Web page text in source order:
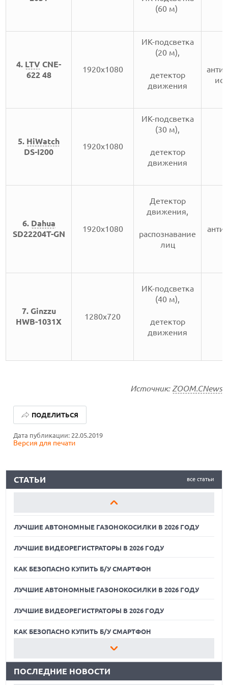
(60 м)
4. LTV CNE-
622 48
1920х1080
ИК-подсветка
(20 м),
детектор
движения
5. HiWatch
DS-I200
1920х1080
ИК-подсветка
(30 м),
детектор
движения
6. Dahua
SD22204T-GN
1920х1080
Детектор
движения,
распознавание
лиц
7. Ginzzu
HWB-1031X
1280х720
ИК-подсветка
(40 м),
детектор
движения
Источник: ZOOM.CNews
Дата публикации: 22.05.2019
Версия для печати
ПОДЕЛИТЬСЯ
все статьи
СТАТЬИ
ЛУЧШИЕ ВИДЕОРЕГИСТРАТОРЫ В 2026 ГОДУ
КАК БЕЗОПАСНО КУПИТЬ Б/У СМАРТФОН
КАК БЕЗОПАСНО КУПИТЬ Б/У СМАРТФОН
ЛУЧШИЕ АВТОНОМНЫЕ ГАЗОНОКОСИЛКИ В 2026 ГОДУ
ЛУЧШИЕ ВИДЕОРЕГИСТРАТОРЫ В 2026 ГОДУ
КАК БЕЗОПАСНО КУПИТЬ Б/У СМАРТФОН
ЛУЧШИЕ АВТОНОМНЫЕ ГАЗОНОКОСИЛКИ В 2026 ГОДУ
ЛУЧШИЕ ВИДЕОРЕГИСТРАТОРЫ В 2026 ГОДУ
КАК БЕЗОПАСНО КУПИТЬ Б/У СМАРТФОН
ЛУЧШИЕ АВТОНОМНЫЕ ГАЗОНОКОСИЛКИ В 2026 ГОДУ
ЛУЧШИЕ ВИДЕОРЕГИСТРАТОРЫ В 2026 ГОДУ
ПОСЛЕДНИЕ НОВОСТИ
07.08.2026
ПОВТОРИТ УСПЕХ ЛЕГЕНДАРНЫХ МОДЕЛЕЙ КОМПАНИИ
07.08.2026